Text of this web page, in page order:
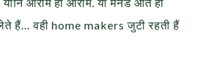
हैं… वही home makers जुटी रहती हैं